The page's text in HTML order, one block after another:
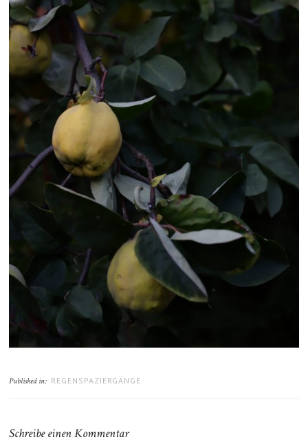
Published in: REGENSPAZIERGÄNGE.
Schreibe einen Kommentar